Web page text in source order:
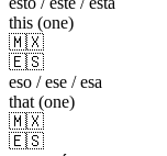
this (one)
🇲🇽
🇪🇸
eso / ese / esa
that (one)
🇲🇽
🇪🇸